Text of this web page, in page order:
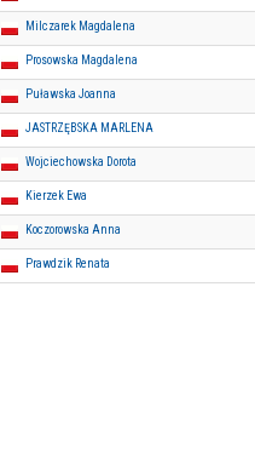
Milczarek Magdalena
Prosowska Magdalena
Puławska Joanna
JASTRZĘBSKA MARLENA
Wojciechowska Dorota
Kierzek Ewa
Koczorowska Anna
Prawdzik Renata